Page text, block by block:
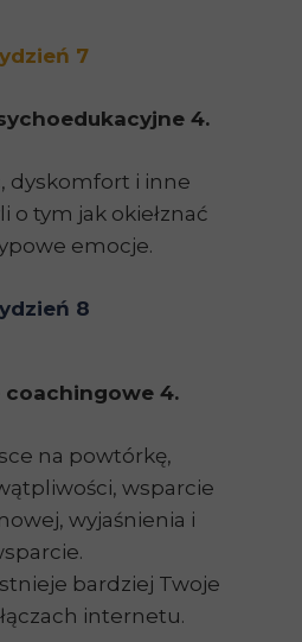
8
7
dyskomfort i inne
o tym jak okiełznać
emocje.
4.
na powtórkę,
wsparcie
wyjaśnienia i
bardziej Twoje
internetu.
coachingowe 4.